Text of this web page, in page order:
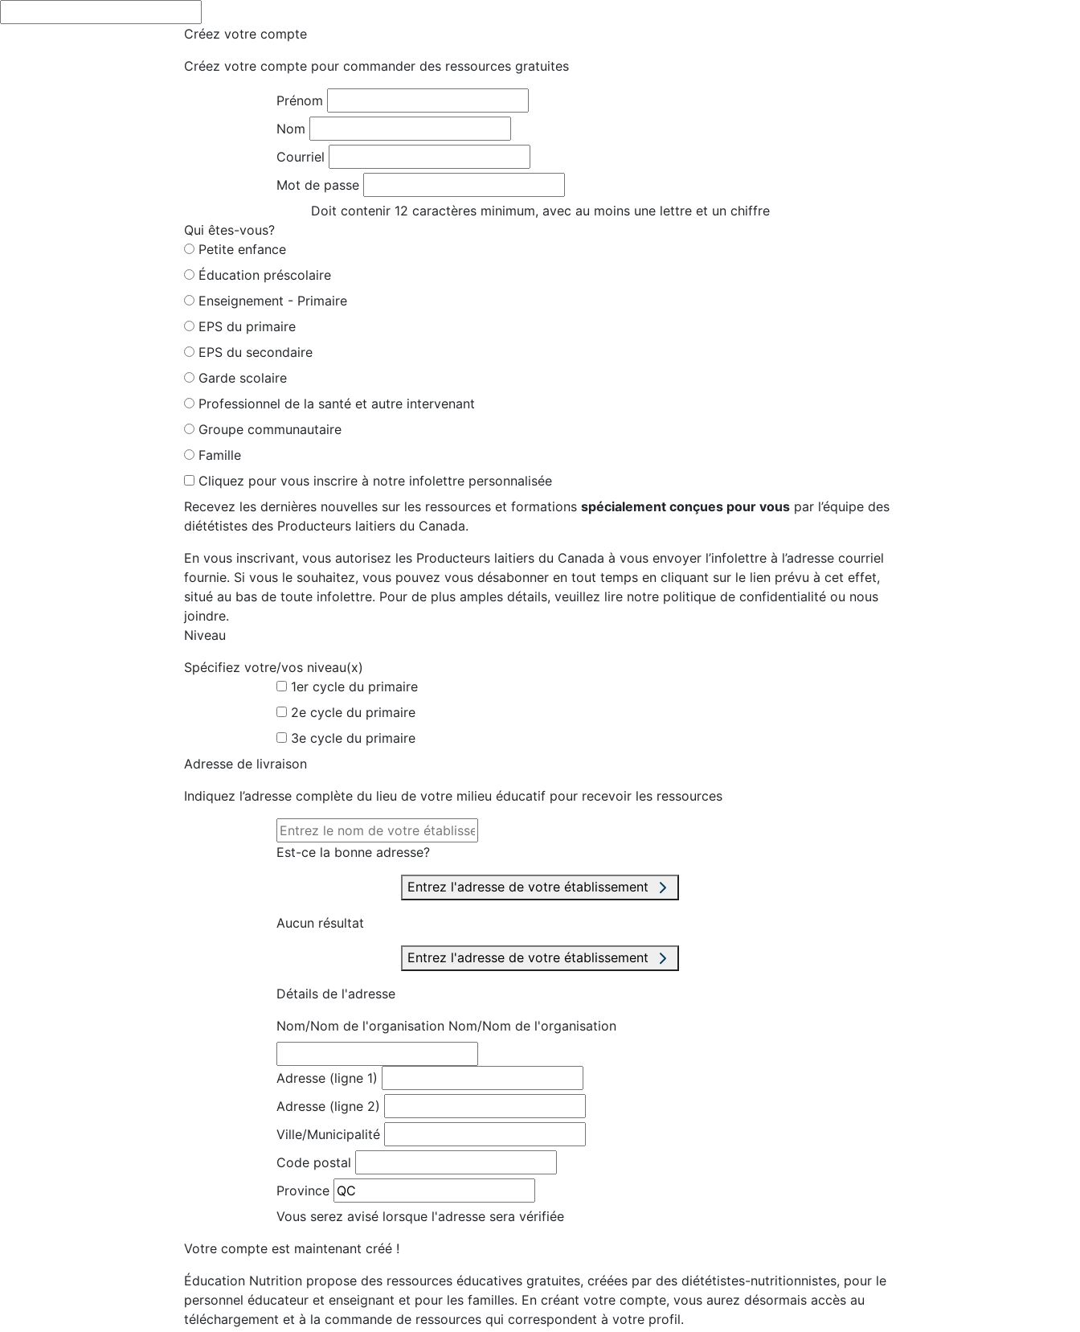
Créez votre compte
Créez votre compte pour commander des ressources gratuites
Prénom
Nom
Courriel
Mot de passe
Doit contenir 12 caractères minimum, avec au moins une lettre et un chiffre
Qui êtes-vous?
Petite enfance
Éducation préscolaire
Enseignement - Primaire
EPS du primaire
EPS du secondaire
Garde scolaire
Professionnel de la santé et autre intervenant
Groupe communautaire
Famille
Cliquez pour vous inscrire à notre infolettre personnalisée
Recevez les dernières nouvelles sur les ressources et formations spécialement conçues pour vous par l’équipe des
diététistes des Producteurs laitiers du Canada.
En vous inscrivant, vous autorisez les Producteurs laitiers du Canada à vous envoyer l’infolettre à l’adresse courriel
fournie. Si vous le souhaitez, vous pouvez vous désabonner en tout temps en cliquant sur le lien prévu à cet effet,
situé au bas de toute infolettre. Pour de plus amples détails, veuillez lire notre politique de confidentialité ou nous
joindre.
Niveau
Spécifiez votre/vos niveau(x)
1er cycle du primaire
2e cycle du primaire
3e cycle du primaire
Adresse de livraison
Indiquez l’adresse complète du lieu de votre milieu éducatif pour recevoir les ressources
Est-ce la bonne adresse?
Entrez l'adresse de votre établissement
Aucun résultat
Entrez l'adresse de votre établissement
Détails de l'adresse
Nom/Nom de l'organisation Nom/Nom de l'organisation
Adresse (ligne 1)
Adresse (ligne 2)
Ville/Municipalité
Code postal
Province
Vous serez avisé lorsque l'adresse sera vérifiée
Votre compte est maintenant créé !
Éducation Nutrition propose des ressources éducatives gratuites, créées par des diététistes-nutritionnistes, pour le
personnel éducateur et enseignant et pour les familles. En créant votre compte, vous aurez désormais accès au
téléchargement et à la commande de ressources qui correspondent à votre profil.